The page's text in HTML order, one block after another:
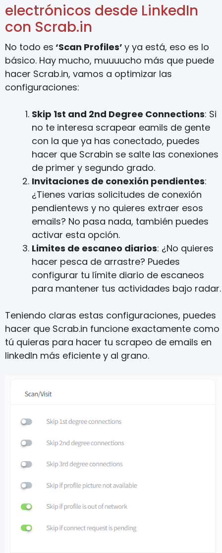
electrónicos desde LinkedIn
con Scrab.in
No todo es ‘Scan Profiles’ y ya está, eso es lo
básico. Hay mucho, muuuucho más que puede
hacer Scrab.in, vamos a optimizar las
configuraciones:
Skip 1st and 2nd Degree Connections: Si
no te interesa scrapear eamils de gente
con la que ya has conectado, puedes
hacer que Scrabin se salte las conexiones
de primer y segundo grado.
Invitaciones de conexión pendientes:
¿Tienes varias solicitudes de conexión
pendientews y no quieres extraer esos
emails? No pasa nada, también puedes
activar esta opción.
Limites de escaneo diarios: ¿No quieres
hacer pesca de arrastre? Puedes
configurar tu límite diario de escaneos
para mantener tus actividades bajo radar.
Teniendo claras estas configuraciones, puedes
hacer que Scrab.in funcione exactamente como
tú quieras para hacer tu scrapeo de emails en
linkedIn más eficiente y al grano.